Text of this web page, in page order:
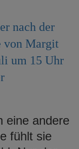
nach der
von Margit
um 15 Uhr
eine andere
fühlt sie